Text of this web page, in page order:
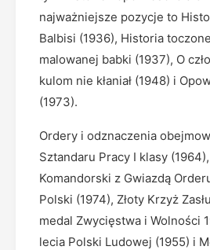
najważniejsze pozycje to
Balbisi (1936), Historia
malowanej babki (1937), O
kulom nie kłaniał (1948) i
(1973).
Ordery i odznaczenia
Sztandaru Pracy I klasy
Komandorski z Gwiazdą
Polski (1974), Złoty Krzyż
medal Zwycięstwa i Wolności
lecia Polski Ludowej (1955) i